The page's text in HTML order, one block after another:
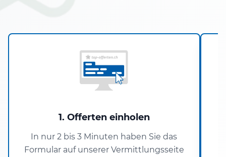
1. Offerten einholen
In nur 2 bis 3 Minuten haben Sie das
Formular auf unserer Vermittlungsseite